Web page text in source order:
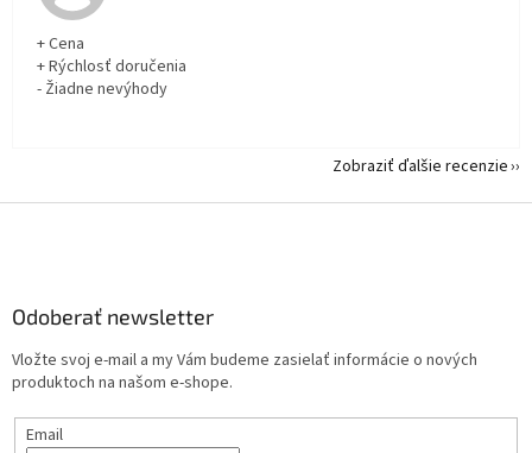
+ Cena
+ Rýchlosť doručenia
- Žiadne nevýhody
Zobraziť ďalšie recenzie
Odoberať newsletter
Vložte svoj e-mail a my Vám budeme zasielať informácie o nových
produktoch na našom e-shope.
Email